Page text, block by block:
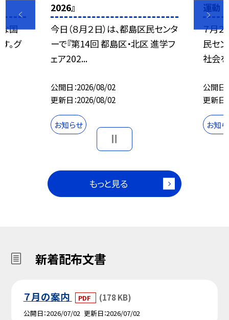
国
。グ
2026』
今日（８月２日）は、都島区民センタ
ーで『第14回 都島区・北区 進学フ
ェア202...
公開日 2026/08/02
更新日 2026/08/02
お知らせ
運動
７月２
民セ
社会
公開日
更新日
お知
もっと見る
新着配布文書
７月の案内 PDF (178 KB)
公開日 2026/07/02 更新日 2026/07/02